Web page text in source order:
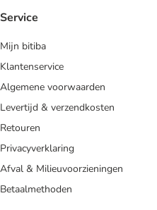
Service
Mijn bitiba
Klantenservice
Algemene voorwaarden
Levertijd & verzendkosten
Retouren
Privacyverklaring
Afval & Milieuvoorzieningen
Betaalmethoden